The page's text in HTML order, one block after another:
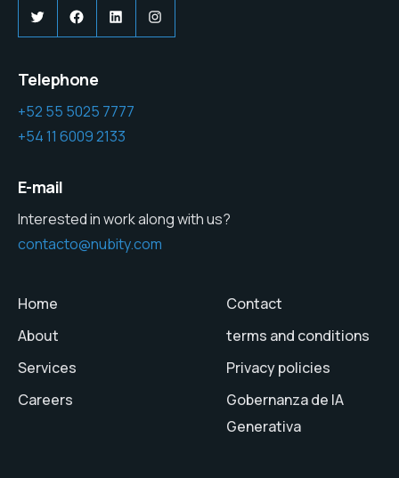
TwitterFacebook
LinkedInInstagram
Telephone
+52 55 5025 7777
+54 11 6009 2133
E-mail
Interested in work along with us?
contacto@nubity.com
Home
About
Services
Careers
Contact
terms and conditions
Privacy policies
Gobernanza de IA
Generativa